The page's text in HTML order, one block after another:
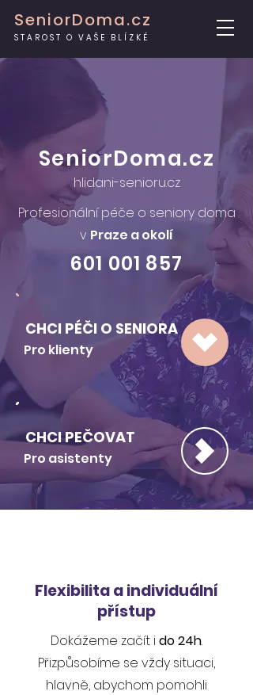
SeniorDoma.cz
STAROST O VAŠE BLÍZKÉ
SeniorDoma.cz
hlidani-senioru.cz
Profesionální péče o seniory doma
v Praze a okolí
601 001 857
CHCI PÉČI O SENIORA
Pro klienty
CHCI PEČOVAT
Pro asistenty
Flexibilita a individuální
přístup
Dokážeme začít ido 24h.
Přizpůsobíme se vždy situaci,
hlavně, abychom pomohli